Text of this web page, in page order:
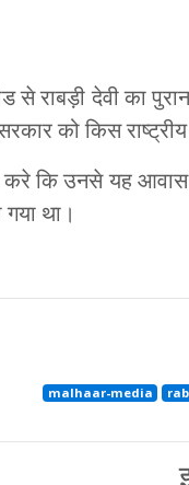
से राबड़ी देवी का
को किस
कि उनसे यह आवास
था।
malhaar-media